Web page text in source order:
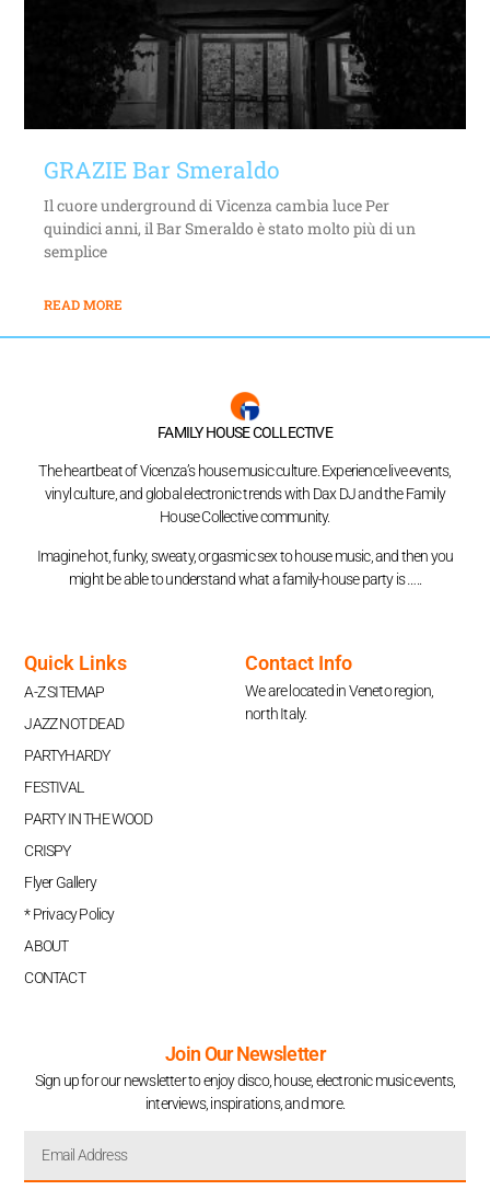
GRAZIE Bar Smeraldo
Il cuore underground di Vicenza cambia luce Per
quindici anni, il Bar Smeraldo è stato molto più di un
semplice
READ MORE
FAMILY HOUSE COLLECTIVE
The heartbeat of Vicenza’s house music culture. Experience live events,
vinyl culture, and global electronic trends with Dax DJ and the Family
House Collective community.
Imagine hot, funky, sweaty, orgasmic sex to house music, and then you
might be able to understand what a family-house party is …..
Quick Links
A-Z SITEMAP
JAZZ NOT DEAD
PARTYHARDY
FESTIVAL
PARTY IN THE WOOD
CRISPY
Flyer Gallery
* Privacy Policy
ABOUT
CONTACT
Contact Info
We are located in Veneto region,
north Italy.
Join Our Newsletter
Sign up for our newsletter to enjoy disco, house, electronic music events,
interviews, inspirations, and more.